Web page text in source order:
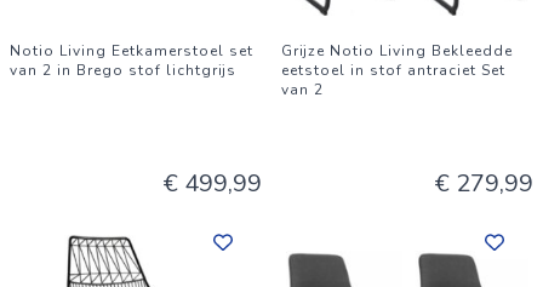
Notio Living Eetkamerstoel set
van 2 in Brego stof lichtgrijs
€ 499,99
Grijze Notio Living Bekleedde
eetstoel in stof antraciet Set
van 2
€ 279,99